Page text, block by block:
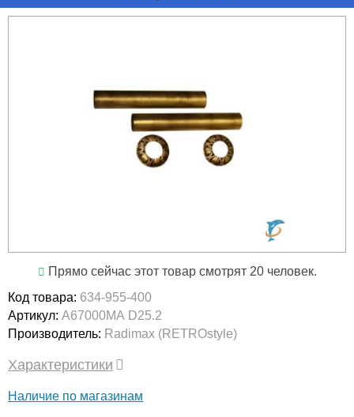
Прямо сейчас этот товар смотрят 20 человек.
Код товара: 634-955-400
Артикул: А67000МА D25.2
Производитель: Radimax (RETROstyle)
Характеристики
Наличие по магазинам